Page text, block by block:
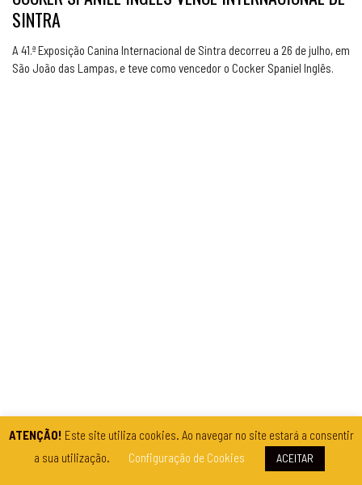
SINTRA
A 41.ª Exposição Canina Internacional de Sintra decorreu a 26 de julho, em
São João das Lampas, e teve como vencedor o Cocker Spaniel Inglês.
EXPOSIÇÕES PORTUGAL
ATENÇÃO! Este site utiliza cookies. Ao navegar no site estará a consentir
a sua utilização.
Configuração de Cookies ACEITAR